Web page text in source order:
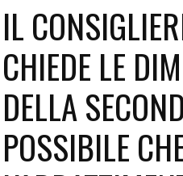
IL
CHIEDE LE
DELLA
POSSIBILE